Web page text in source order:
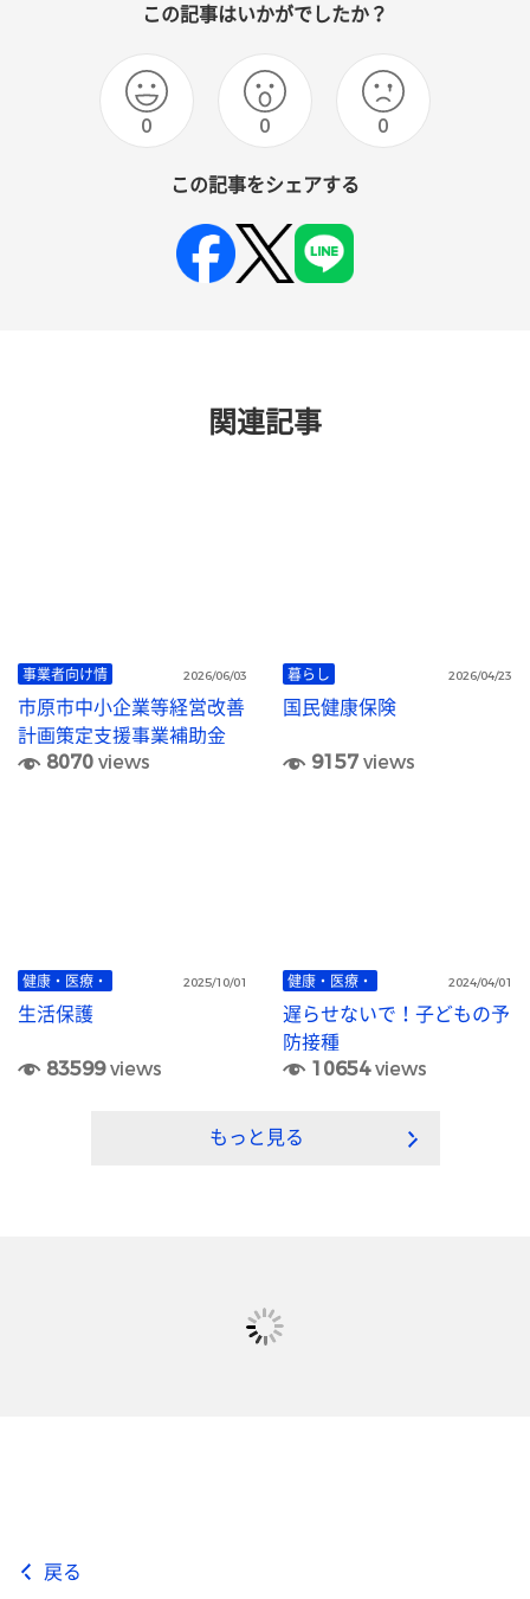
この記事はいかがでしたか？
0 0 0
この記事をシェアする
関連記事
事業者向け情 2026/06/03
市原市中小企業等経営改善
計画策定支援事業補助金
8070views
暮らし 2026/04/23
国民健康保険
9157views
健康・医療・ 2025/10/01
生活保護
83599views
健康・医療・ 2024/04/01
遅らせないで！子どもの予
防接種
10654views
もっと見る
戻る